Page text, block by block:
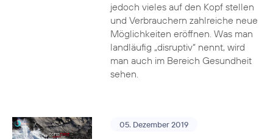
jedoch vieles auf den Kopf stellen
und Verbrauchern zahlreiche neue
Möglichkeiten eröffnen. Was man
landläufig „disruptiv“ nennt, wird
man auch im Bereich Gesundheit
sehen.
05. Dezember 2019